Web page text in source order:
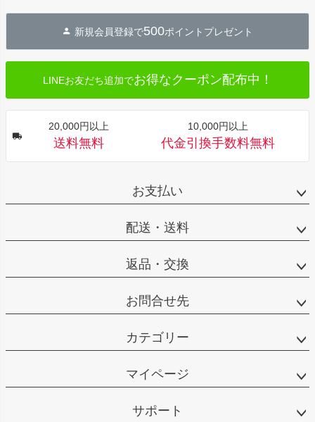
へ
新規会員登録で500ポイントプレゼント
LINEお友だち追加でお得なクーポン配布中！
20,000円以上
送料無料
10,000円以上
代金引換手数料無料
お支払い
配送・送料
返品・交換
お問合せ先
カテゴリー
マイページ
サポート